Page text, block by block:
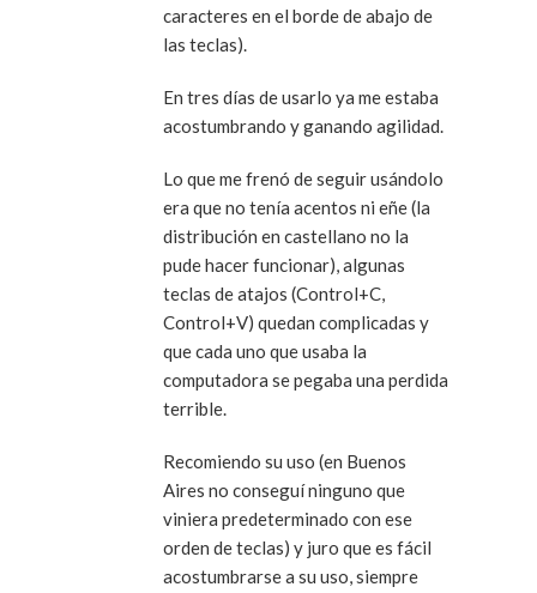
caracteres en el borde de abajo de
las teclas).
En tres días de usarlo ya me estaba
acostumbrando y ganando agilidad.
Lo que me frenó de seguir usándolo
era que no tenía acentos ni eñe (la
distribución en castellano no la
pude hacer funcionar), algunas
teclas de atajos (Control+C,
Control+V) quedan complicadas y
que cada uno que usaba la
computadora se pegaba una perdida
terrible.
Recomiendo su uso (en Buenos
Aires no conseguí ninguno que
viniera predeterminado con ese
orden de teclas) y juro que es fácil
acostumbrarse a su uso, siempre